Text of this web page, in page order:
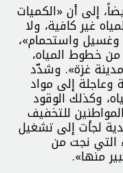
إلى أن «الكميات
غير كافية، ولا
وغسيل واستحمام»،
دمّر 70 ألف متر من خطوط المياه،
مدينة غزة». وشدّد
وعاجلة إلى مواد
وكذلك الوقود
للتخفيف
لجأت إلى تشغيل
التي نجت من
منها».